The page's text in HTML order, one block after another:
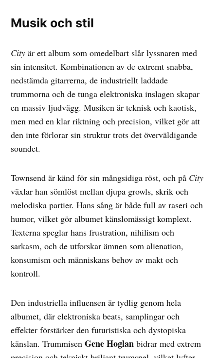
Musik och stil
City är ett album som omedelbart slår lyssnaren med
sin intensitet. Kombinationen av de extremt snabba,
nedstämda gitarrerna, de industriellt laddade
trummorna och de tunga elektroniska inslagen skapar
en massiv ljudvägg. Musiken är teknisk och kaotisk,
men med en klar riktning och precision, vilket gör att
den inte förlorar sin struktur trots det överväldigande
soundet.
Townsend är känd för sin mångsidiga röst, och på City
växlar han sömlöst mellan djupa growls, skrik och
melodiska partier. Hans sång är både full av raseri och
humor, vilket gör albumet känslomässigt komplext.
Texterna speglar hans frustration, nihilism och
sarkasm, och de utforskar ämnen som alienation,
konsumism och människans behov av makt och
kontroll.
Den industriella influensen är tydlig genom hela
albumet, där elektroniska beats, samplingar och
effekter förstärker den futuristiska och dystopiska
känslan. TrummisenGene Hoglan bidrar med extrem